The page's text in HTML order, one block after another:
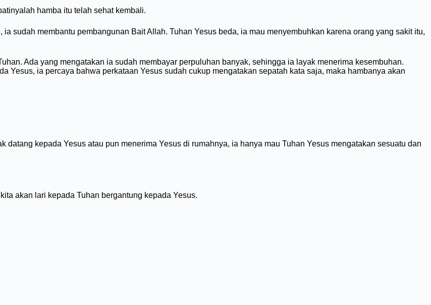
hamba itu telah sehat kembali.
sudah membantu pembangunan Bait Allah. Tuhan Yesus beda, ia mau menyembuhkan karena orang yang sakit itu,
Ada yang mengatakan ia sudah membayar perpuluhan banyak, sehingga ia layak menerima kesembuhan.
Yesus, ia percaya bahwa perkataan Yesus sudah cukup mengatakan sepatah kata saja, maka hambanya akan
kepada Yesus atau pun menerima Yesus di rumahnya, ia hanya mau Tuhan Yesus mengatakan sesuatu dan
akan lari kepada Tuhan bergantung kepada Yesus.